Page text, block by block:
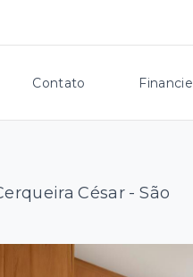
Contato Financie
César - São